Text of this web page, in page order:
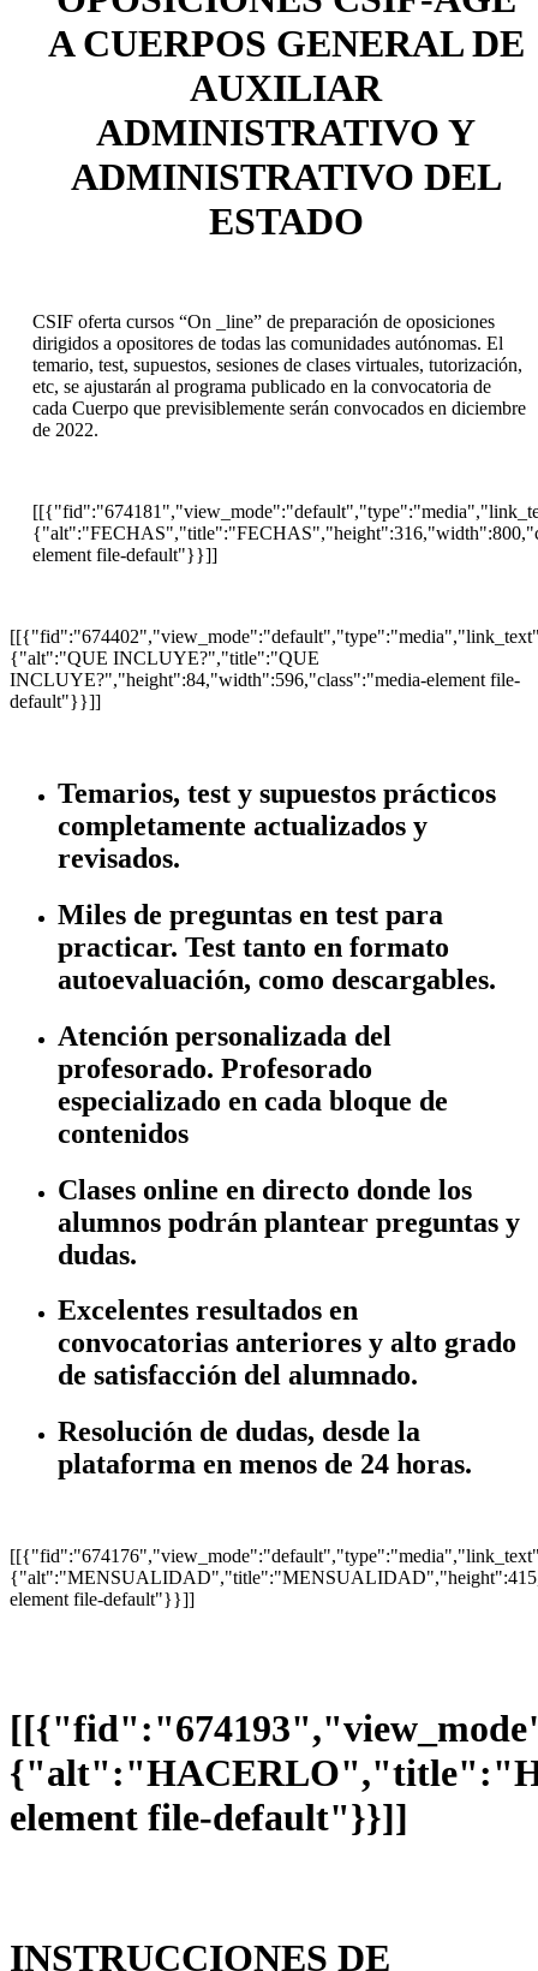
A CUERPOS GENERAL DE
AUXILIAR
ADMINISTRATIVO Y
ADMINISTRATIVO DEL
ESTADO
CSIF oferta cursos “On _line” de preparación de oposiciones
dirigidos a opositores de todas las comunidades autónomas. El
temario, test, supuestos, sesiones de clases virtuales, tutorización,
etc, se ajustarán al programa publicado en la convocatoria de
cada Cuerpo que previsiblemente serán convocados en diciembre
de 2022.
element file-default"}}]]
{"alt":"QUE INCLUYE?","title":"QUE
INCLUYE?","height":84,"width":596,"class":"media-element file-
default"}}]]
Temarios, test y supuestos prácticos
completamente actualizados y
revisados.
Miles de preguntas en test para
practicar. Test tanto en formato
autoevaluación, como descargables.
Atención personalizada del
profesorado. Profesorado
especializado en cada bloque de
contenidos
Clases online en directo donde los
alumnos podrán plantear preguntas y
dudas.
Excelentes resultados en
convocatorias anteriores y alto grado
de satisfacción del alumnado.
Resolución de dudas, desde la
plataforma en menos de 24 horas.
element file-default"}}]]
element file-default"}}]]
INSTRUCCIONES DE